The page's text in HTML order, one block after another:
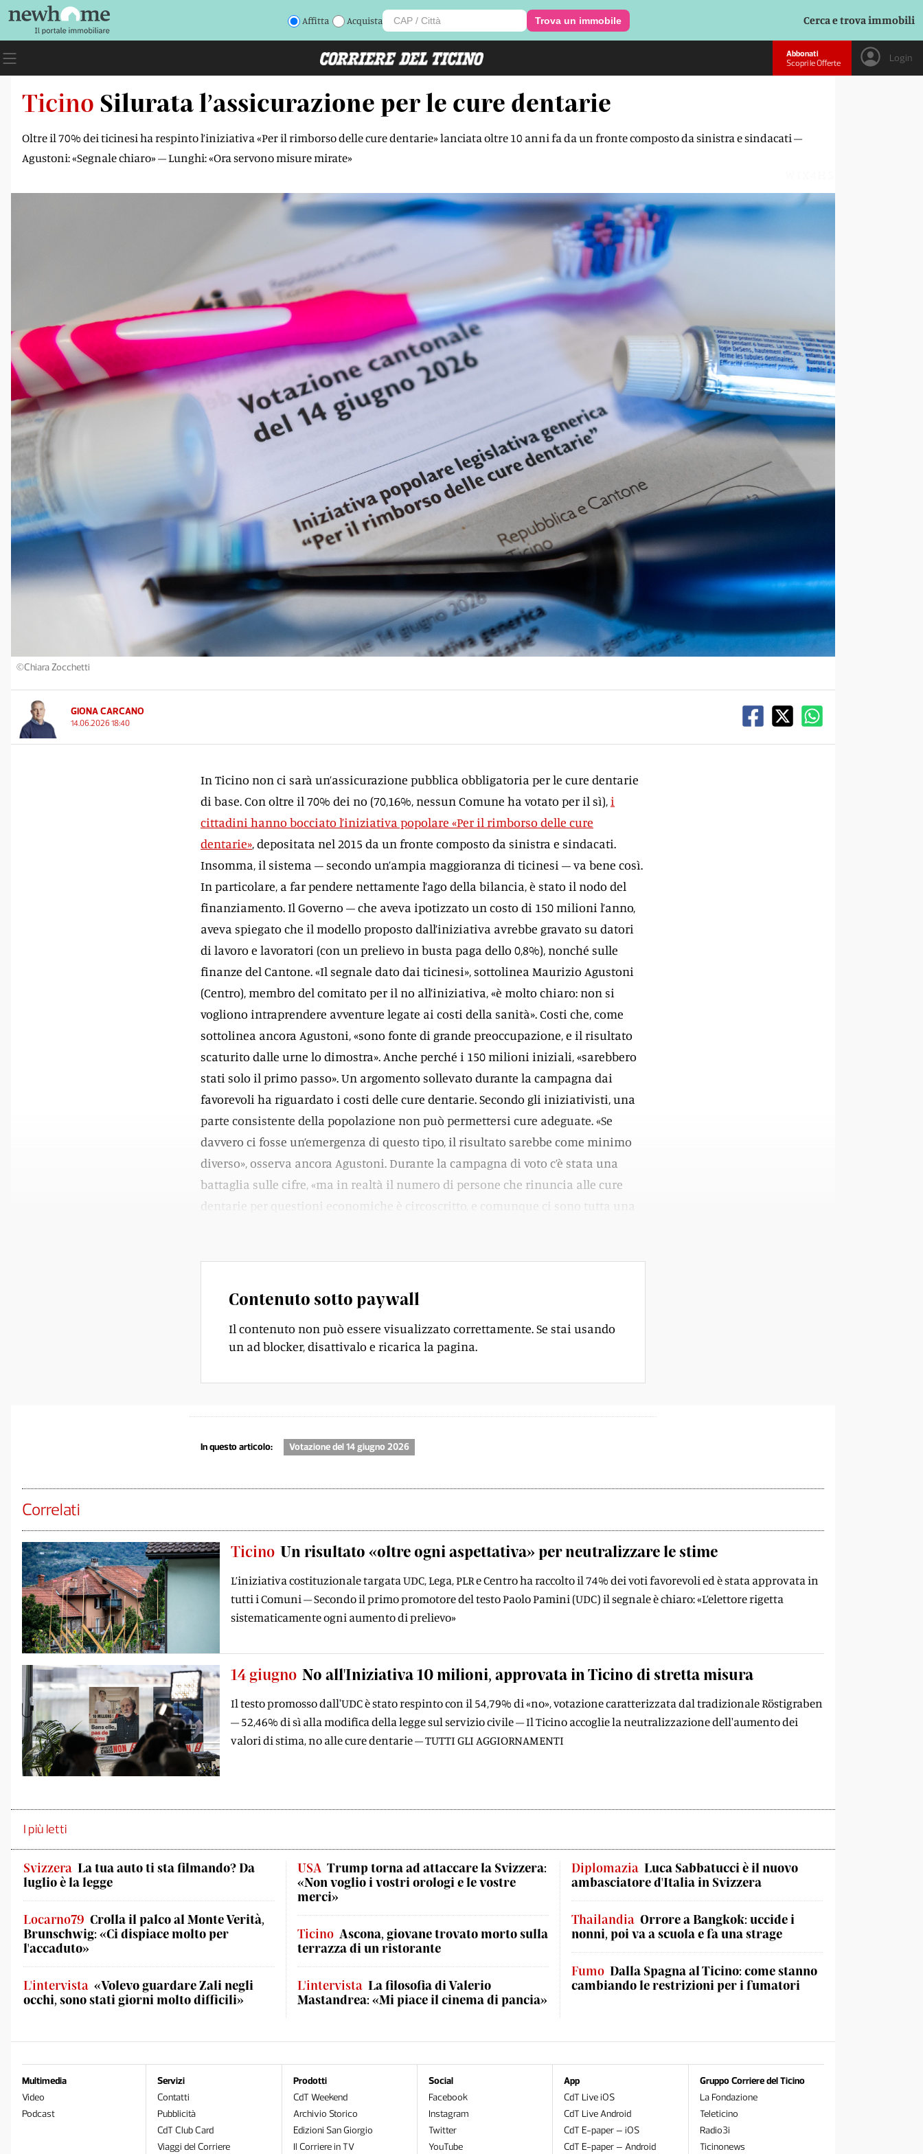
Affitta Acquista Trova un immobile Cerca e trova immobili
Abbonati
Scopri le Offerte
Login
Ticino Silurata l’assicurazione per le cure dentarie
Oltre il 70% dei ticinesi ha respinto l’iniziativa «Per il rimborso delle cure dentarie» lanciata oltre 10 anni fa da un fronte composto da sinistra e sindacati –
Agustoni: «Segnale chiaro» – Lunghi: «Ora servono misure mirate»
©Chiara Zocchetti
GIONA CARCANO
14.06.2026 18:40
In Ticino non ci sarà un’assicurazione pubblica obbligatoria per le cure dentarie
di base. Con oltre il 70% dei no (70,16%, nessun Comune ha votato per il sì),i
cittadini hanno bocciato l’iniziativa popolare «Per il rimborso delle cure
dentarie», depositata nel 2015 da un fronte composto da sinistra e sindacati.
Insomma, il sistema – secondo un’ampia maggioranza di ticinesi – va bene così.
In particolare, a far pendere nettamente l’ago della bilancia, è stato il nodo del
finanziamento. Il Governo – che aveva ipotizzato un costo di 150 milioni l’anno,
aveva spiegato che il modello proposto dall’iniziativa avrebbe gravato su datori
di lavoro e lavoratori (con un prelievo in busta paga dello 0,8%), nonché sulle
finanze del Cantone. «Il segnale dato dai ticinesi», sottolinea Maurizio Agustoni
(Centro), membro del comitato per il no all’iniziativa, «è molto chiaro: non si
vogliono intraprendere avventure legate ai costi della sanità». Costi che, come
sottolinea ancora Agustoni, «sono fonte di grande preoccupazione, e il risultato
scaturito dalle urne lo dimostra». Anche perché i 150 milioni iniziali, «sarebbero
stati solo il primo passo». Un argomento sollevato durante la campagna dai
favorevoli ha riguardato i costi delle cure dentarie. Secondo gli iniziativisti, una
parte consistente della popolazione non può permettersi cure adeguate. «Se
davvero ci fosse un’emergenza di questo tipo, il risultato sarebbe come minimo
diverso», osserva ancora Agustoni. Durante la campagna di voto c’è stata una
battaglia sulle cifre, «ma in realtà il numero di persone che rinuncia alle cure
dentarie per questioni economiche è circoscritto, e comunque ci sono tutta una
Contenuto sotto paywall
Il contenuto non può essere visualizzato correttamente. Se stai usando
un ad blocker, disattivalo e ricarica la pagina.
In questo articolo: Votazione del 14 giugno 2026
Correlati
Ticino Un risultato «oltre ogni aspettativa» per neutralizzare le stime
L’iniziativa costituzionale targata UDC, Lega, PLR e Centro ha raccolto il 74% dei voti favorevoli ed è stata approvata in
tutti i Comuni – Secondo il primo promotore del testo Paolo Pamini (UDC) il segnale è chiaro: «L’elettore rigetta
sistematicamente ogni aumento di prelievo»
14 giugno No all'Iniziativa 10 milioni, approvata in Ticino di stretta misura
Il testo promosso dall'UDC è stato respinto con il 54,79% di «no», votazione caratterizzata dal tradizionale Röstigraben
– 52,46% di sì alla modifica della legge sul servizio civile – Il Ticino accoglie la neutralizzazione dell'aumento dei
valori di stima, no alle cure dentarie – TUTTI GLI AGGIORNAMENTI
I più letti
Svizzera La tua auto ti sta filmando? Da
luglio è la legge
Locarno79 Crolla il palco al Monte Verità,
Brunschwig: «Ci dispiace molto per
l'accaduto»
L'intervista «Volevo guardare Zali negli
occhi, sono stati giorni molto difficili»
USA Trump torna ad attaccare la Svizzera:
«Non voglio i vostri orologi e le vostre
merci»
Ticino Ascona, giovane trovato morto sulla
terrazza di un ristorante
L'intervista La filosofia di Valerio
Mastandrea: «Mi piace il cinema di pancia»
Diplomazia Luca Sabbatucci è il nuovo
ambasciatore d'Italia in Svizzera
Thailandia Orrore a Bangkok: uccide i
nonni, poi va a scuola e fa una strage
Fumo Dalla Spagna al Ticino: come stanno
cambiando le restrizioni per i fumatori
Multimedia
Video
Podcast
Servizi
Contatti
Pubblicità
CdT Club Card
Viaggi del Corriere
Prodotti
CdT Weekend
Archivio Storico
Edizioni San Giorgio
Il Corriere in TV
Social
Facebook
Instagram
Twitter
YouTube
App
CdT Live iOS
CdT Live Android
CdT E-paper – iOS
CdT E-paper – Android
Gruppo Corriere del Ticino
La Fondazione
Teleticino
Radio3i
Ticinonews